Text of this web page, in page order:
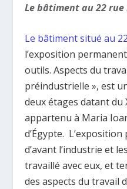
Le bâtiment au 22 rue
Le bâtiment situé au
l’exposition
outils. Aspects du
préindustrielle », est
deux étages datant du
appartenu à Maria
d’Égypte.
d’avant l’industrie et
travaillé avec eux, et
des aspects du travail